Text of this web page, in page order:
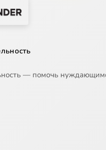
— помочь